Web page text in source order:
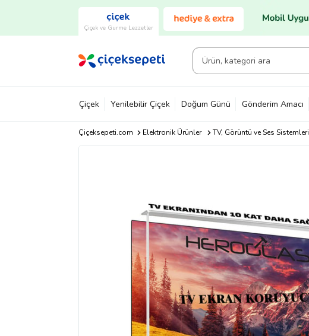
Çiçek ve Gurme Lezzetler
Çiçek Yenilebilir Çiçek Doğum Günü Gönderim Amacı
Çiçeksepeti.com Elektronik Ürünler TV, Görüntü ve Ses Sistemleri